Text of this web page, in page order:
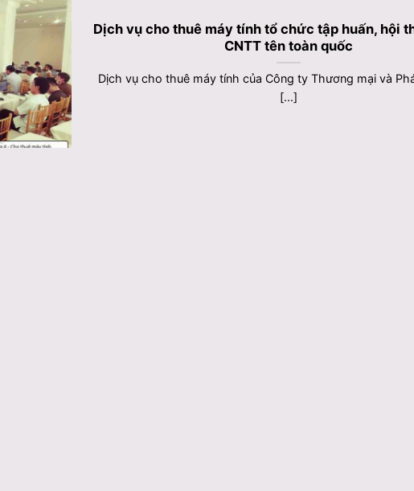
Dịch vụ cho thuê máy tính tổ chức tập huấn, hội
CNTT tên toàn quốc
Dịch vụ cho thuê máy tính của Công ty Thương mại và
[...]